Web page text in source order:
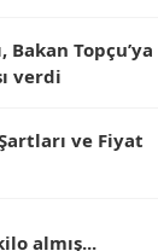
Bakan Topçu’ya
verdi
ve Fiyat
almış...